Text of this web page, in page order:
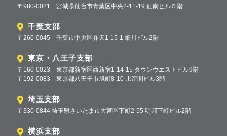
〒980-0021 宮城県仙台市青葉区中央2-11-19 仙南ビル５階
千葉支部
〒260-0045 千葉市中央区弁天1-15-1 細川ビル2階
東京・八王子支部
〒160-0023 東京都新宿区西新宿1-14-15 タウンウエストビル9階
〒192-0083 東京都八王子市旭町8-10 比留間ビル3階
埼玉支部
〒330-0844 埼玉県さいたま市大宮区下町2-55 明邦下町ビル2階
横浜支部